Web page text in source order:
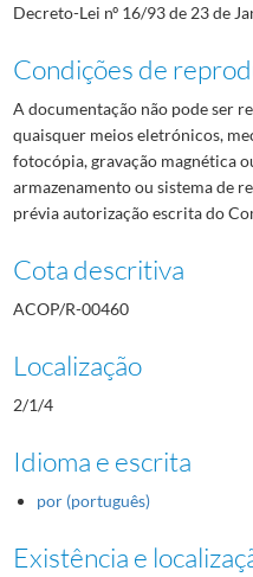
Decreto-Lei nº 16/93 de 23 de
Condições de
A documentação não pode ser
quaisquer meios eletrónicos,
fotocópia, gravação magnética
armazenamento ou sistema de
prévia autorização escrita do
Cota descritiva
ACOP/R-00460
Localização
2/1/4
Idioma e escrita
por (português)
Existência e